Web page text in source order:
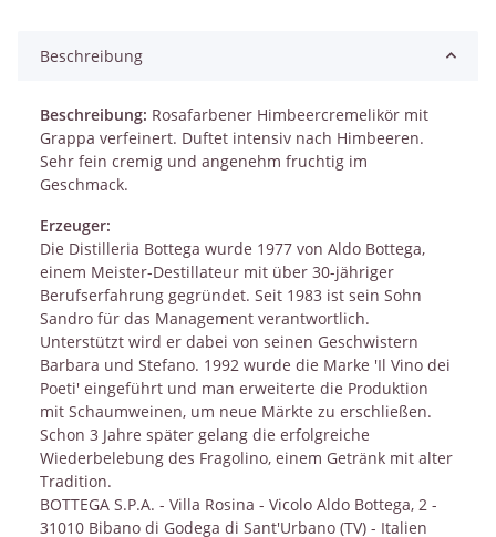
Beschreibung
Beschreibung: Rosafarbener Himbeercremelikör mit
Grappa verfeinert. Duftet intensiv nach Himbeeren.
Sehr fein cremig und angenehm fruchtig im
Geschmack.
Erzeuger:
Die Distilleria Bottega wurde 1977 von Aldo Bottega,
einem Meister-Destillateur mit über 30-jähriger
Berufserfahrung gegründet. Seit 1983 ist sein Sohn
Sandro für das Management verantwortlich.
Unterstützt wird er dabei von seinen Geschwistern
Barbara und Stefano. 1992 wurde die Marke 'Il Vino dei
Poeti' eingeführt und man erweiterte die Produktion
mit Schaumweinen, um neue Märkte zu erschließen.
Schon 3 Jahre später gelang die erfolgreiche
Wiederbelebung des Fragolino, einem Getränk mit alter
Tradition.
BOTTEGA S.P.A. - Villa Rosina - Vicolo Aldo Bottega, 2 -
31010 Bibano di Godega di Sant'Urbano (TV) - Italien